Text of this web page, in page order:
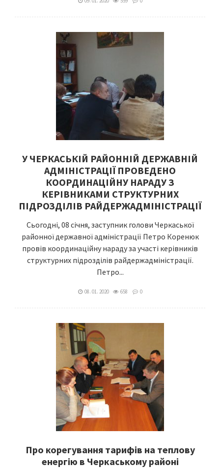
У ЧЕРКАСЬКІЙ РАЙОННІЙ ДЕРЖАВНІЙ
АДМІНІСТРАЦІЇ ПРОВЕДЕНО
КООРДИНАЦІЙНУ НАРАДУ З
КЕРІВНИКАМИ СТРУКТУРНИХ
ПІДРОЗДІЛІВ РАЙДЕРЖАДМІНІСТРАЦІЇ
Сьогодні, 08 січня, заступник голови Черкаської
районної державної адміністрації Петро Коренюк
провів координаційну нараду за участі керівників
структурних підрозділів райдержадміністрації.
Петро...
08. 01. 2020 658 0
Про корегування тарифів на теплову
енергію в Черкаському районі